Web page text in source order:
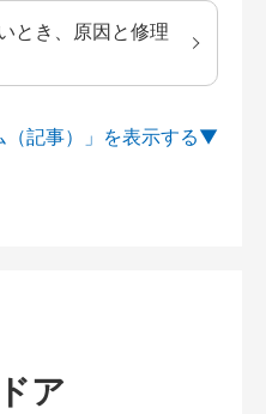
とき、原因と修理
（記事）」を
ア